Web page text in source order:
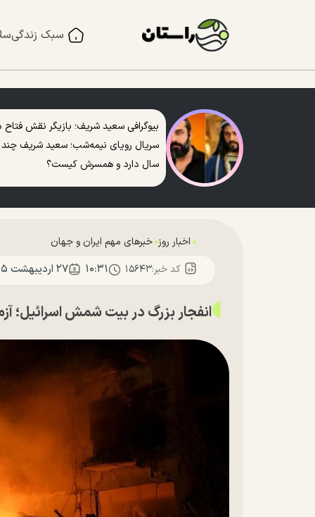
سبک زندگی
بیوگرافی سعید شریف؛ بازیگر نقش فتاح
سریال رویای نیمه‌شب؛ سعید شریف چند
سال دارد و همسرش کیست؟
اخبار روز خبرهای مهم ایران و جهان
کد خبر:۱۵۶۴۳ ۱۰:۳۱ ۲۷ ارديبهشت ۱۴۰۵
انفجار بزرگ در بیت شمش اسرائیل؛